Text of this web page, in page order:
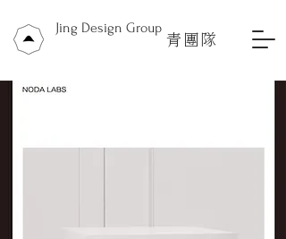
Jing Design Group 青團隊